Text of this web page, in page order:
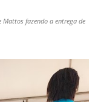
fazendo a entrega de